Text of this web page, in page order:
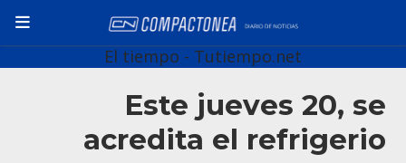
El tiempo - Tutiempo.net
Este jueves 20, se
acredita el refrigerio